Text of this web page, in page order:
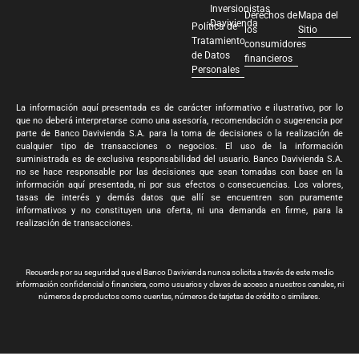
Inversionistas
Davivienda
Política de
Tratamiento
de Datos
Personales
Derechos de
los
consumidores
financieros
Mapa del
Sitio
La información aquí presentada es de carácter informativo e ilustrativo, por lo
que no deberá interpretarse como una asesoría, recomendación o sugerencia por
parte de Banco Davivienda S.A. para la toma de decisiones o la realización de
cualquier tipo de transacciones o negocios. El uso de la información
suministrada es de exclusiva responsabilidad del usuario. Banco Davivienda S.A.
no se hace responsable por las decisiones que sean tomadas con base en la
información aquí presentada, ni por sus efectos o consecuencias. Los valores,
tasas de interés y demás datos que allí se encuentren son puramente
informativos y no constituyen una oferta, ni una demanda en firme, para la
realización de transacciones.
Recuerde por su seguridad que el Banco Davivienda nunca solicita a través de este medio
información confidencial o financiera, como usuarios y claves de acceso a nuestros canales, ni
números de productos como cuentas, números de tarjetas de crédito o similares.